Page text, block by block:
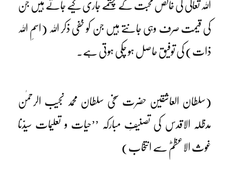
اللہ تعالی کی خالص محبت کے چشمے جاری کیے جاتے ہیں جن
کی قیمت صرف وہی جانتے ہیں جن کو خفی ذکر اللہ (اسمِ اللہ
ذات) کی توفیق حاصل ہو چکی ہوتی ہے۔
(سلطان العاشقین حضرت سخی سلطان محمد نجیب الرحمٰن
مدظلہ الاقدس کی تصنیفِ مبارکہ ’’حیات و تعلیمات سیدّنا
غوث الاعظمؓ سے انتخاب)